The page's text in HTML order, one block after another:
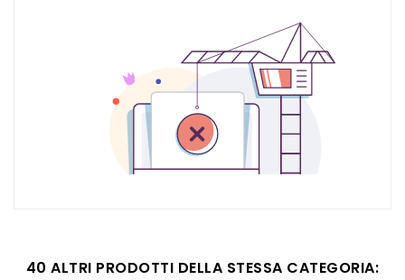
40 ALTRI PRODOTTI DELLA STESSA CATEGORIA: